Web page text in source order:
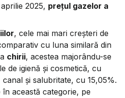
2025, preţul gazelor a
, cele mai mari creșteri de
cu luna similară din
chirii, acestea majorându-se
de igienă și cosmetică, cu
și salubritate, cu 15,05%.
această categorie, pe